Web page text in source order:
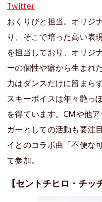
Twitter
おくりびと担当。オリジ
り、そこで培った高い表
を担当しており、オリジ
ーの個性や癖から生まれ
力はダンスだけに留まら
スキーボイスは年々艶っ
を得ています。CMや他
ガーとしての活動も要注
イとのコラボ曲「不便な
て参加。
【セントチヒロ・チッ